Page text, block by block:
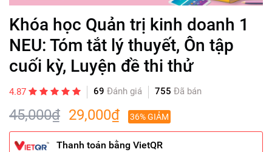
Khóa học Quản trị kinh doanh 1
NEU: Tóm tắt lý thuyết, Ôn tập
cuối kỳ, Luyện đề thi thử
4.87 69 Đánh giá 755 Đã bán
45,000₫ 29,000₫ 36% GIẢM
Thanh toán bằng VietQR